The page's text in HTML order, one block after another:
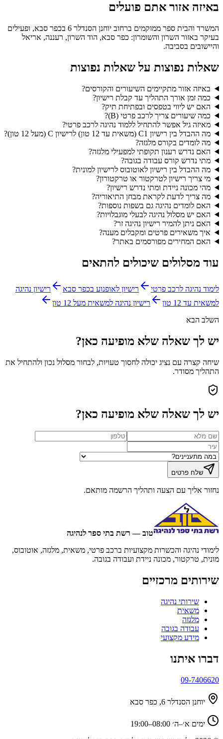
באיזה אזור אתם פועלים
המשרד והבית ספר ממוקמים ברחוב יוחנן הסנדלר 6 בכפר סבא, ופעילים
בעיקר באזור השרון והשומרון: כפר סבא, הוד השרון, רעננה, אריאל
והיישובים בסביבה.
שאלות נפוצות עלשאלות נפוצות
באיזה אזור מתקיימים השיעורים והקורסים?
כמה זמן אורך התהליך עד קבלת רישיון?
האם יש ליווי בטפסים ובפתיחת תיק?
כמה שיעורים צריך לרכב פרטי (B)?
מאיזה גיל אפשר להתחיל ללמוד נהיגה לרכב פרטי?
מה ההבדל בין רישיון C1 (משאית עד 12 טון) לרישיון C (מעל 12 טון)?
מה לומדים בקורס מלגזה?
האם נדרש רענון תקופתי למפעילי מלגזה?
מתי נדרש קורס עבודה בגובה?
מה ההבדל בין רישיון לאוטובוס לרישיון למונית?
מי צריך רישיון לטרקטור או טרקטורון?
מהי מכונה ניידת ומתי נדרש רישיון?
מה צריך לדעת לקראת מבחן התיאוריה?
האם לומדים נהיגה גם בשפות נוספות?
האם יש מסלול נהיגה לבעלי מוגבלויות?
האם ניתן להמיר רישיון נהיגה זר?
איך משאירים פרטים ומקבלים מענה?
האם המחירים מפורסמים באתר?
עוד מסלולים שיכולים להתאים
לימוד נהיגה לרכב פרטי רישיון לאופנוע בכפר סבא
רישיון נהיגה
למשאית עד 12 טון
רישיון נהיגה למשאית מעל 12 טון
השלב הבא
יש לך שאלה שלא מופיעה כאן?
שיחה קצרה עם נציג יכולה לחסוך טעויות, לבחור מסלול נכון ולהתחיל את
התהליך מסודר.
יש לך שאלה שלא מופיעה כאן?
שלח פרטים
נחזור אליך עם הצעה ותהליך הרשמה מותאם.
טוב — רשת בתי ספר לנהיגה
לימודי נהיגה והכשרות מקצועיות ברכב פרטי, משאית, מלגזה, אוטובוס,
מונית, טרקטור, מכונה ניידת ועבודה בגובה.
שירותים מרכזיים
שירותי נהיגה
משאית
מלגזה
עבודה בגובה
מידע מקצועי
דברו איתנו
09-7406620
יוחנן הסנדלר 6, כפר סבא
ימים א׳–ה׳ 08:00–19:00